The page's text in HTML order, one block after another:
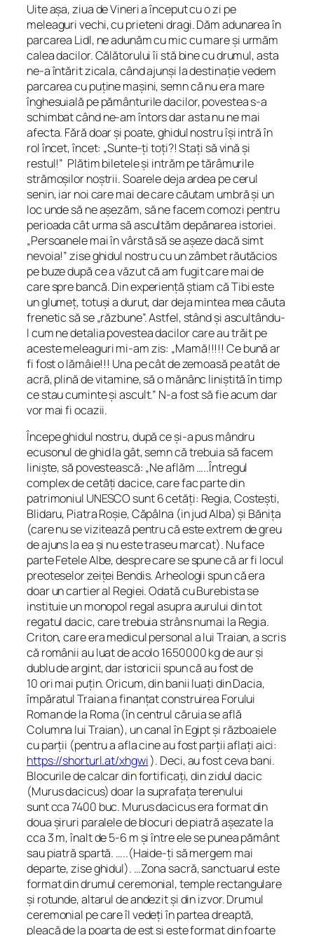
Uite așa, ziua de Vineri a început cu o zi pe
meleaguri vechi, cu prieteni dragi. Dăm adunarea în
parcarea Lidl, ne adunăm cu mic cu mare și urmăm
calea dacilor. Călătorului îi stă bine cu drumul, asta
ne-a întărit zicala, când ajunși la destinație vedem
parcarea cu puține mașini, semn că nu era mare
înghesuială pe pământurile dacilor, povestea s-a
schimbat când ne-am întors dar asta nu ne mai
afecta. Fără doar și poate, ghidul nostru își intră în
rol încet, încet: „Sunte-ți toți?! Stați să vină și
restul!” Plătim biletele și intrăm pe tărâmurile
strămoșilor noștrii. Soarele deja ardea pe cerul
senin, iar noi care mai de care căutam umbră și un
loc unde să ne așezăm, să ne facem comozi pentru
perioada cât urma să ascultăm depănarea istoriei.
„Persoanele mai în vârstă să se așeze dacă simt
nevoia!” zise ghidul nostru cu un zâmbet răutăcios
pe buze după ce a văzut că am fugit care mai de
care spre bancă. Din experiență știam că Tibi este
un glumeț, totuși a durut, dar deja mintea mea căuta
frenetic să se „răzbune”. Astfel, stând și ascultându-
l cum ne detalia povestea dacilor care au trăit pe
aceste meleaguri mi-am zis: „Mamă!!!!! Ce bună ar
fi fost o lămâie!!! Una pe cât de zemoasă pe atât de
acră, plină de vitamine, să o mănânc liniștită în timp
ce stau cuminte și ascult.” N-a fost să fie acum dar
vor mai fi ocazii.
Începe ghidul nostru, după ce și-a pus mândru
ecusonul de ghid la gât, semn că trebuia să facem
liniște, să povestească: „Ne aflăm …..Întregul
complex de cetăți dacice, care fac parte din
patrimoniul UNESCO sunt 6 cetăți: Regia, Costești,
Blidaru, Piatra Roșie, Căpâlna (in jud Alba) și Bănița
(care nu se vizitează pentru că este extrem de greu
de ajuns la ea și nu este traseu marcat). Nu face
parte Fetele Albe, despre care se spune că ar fi locul
preoteselor zeiței Bendis. Arheologii spun că era
doar un cartier al Regiei. Odată cu Burebista se
instituie un monopol regal asupra aurului din tot
regatul dacic, care trebuia strâns numai la Regia.
Criton, care era medicul personal a lui Traian, a scris
că românii au luat de acolo 1650000 kg de aur și
dublu de argint, dar istoricii spun că au fost de
10 ori mai puțin. Oricum, din banii luați din Dacia,
împăratul Traian a finanțat construirea Forului
Roman de la Roma (în centrul căruia se află
Columna lui Traian), un canal în Egipt și războaiele
cu parții (pentru a afla cine au fost parții aflați aici:
https://shorturl.at/xhgwi). Deci, au fost ceva bani.
Blocurile de calcar din fortificați, din zidul dacic
(Murus dacicus) doar la suprafața terenului
sunt cca 7400 buc. Murus dacicus era format din
doua șiruri paralele de blocuri de piatră așezate la
cca 3 m, înalt de 5-6 m și între ele se punea pământ
sau piatră spartă. …..(Haide-ți să mergem mai
departe, zise ghidul). …Zona sacră, sanctuarul este
format din drumul ceremonial, temple rectangulare
și rotunde, altarul de andezit și din izvor. Drumul
ceremonial pe care îl vedeți în partea dreaptă,
pleacă de la poarta de est și este format din foarte